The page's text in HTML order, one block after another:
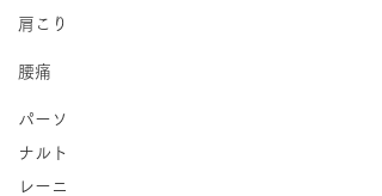
肩こり
腰痛
パーソ
ナルト
レーニ